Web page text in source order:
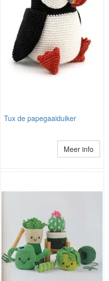
Tux de papegaaiduiker
Meer info